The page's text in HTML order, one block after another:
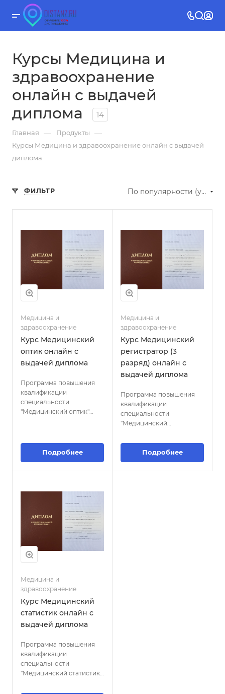
Курсы Медицина и
здравоохранение
онлайн с выдачей
диплома
14
Главная — Продукты —
Курсы Медицина и здравоохранение онлайн с выдачей
диплома
ФИЛЬТР По популярности (убывание)
Медицина и
здравоохранение
Курс Медицинский
оптик онлайн с
выдачей диплома
Программа повышения
квалификации
специальности
"Медицинский оптик"
подбора, изготовления и
регулировки оптических
изделий, таких как очки и
пациентов, а также
обновленные знания о
современных методах и
технологиях оптической
коррекции.
Подробнее
Медицина и
здравоохранение
Курс Медицинский
регистратор (3
разряд) онлайн с
выдачей диплома
Программа повышения
квалификации
специальности
"Медицинский
направлена на обучение
специалистов навыкам
эффективной
организации и ведения
Подробнее
Медицина и
здравоохранение
Курс Медицинский
статистик онлайн с
выдачей диплома
Программа повышения
квалификации
специальности
"Медицинский статистик"
специалистов методам